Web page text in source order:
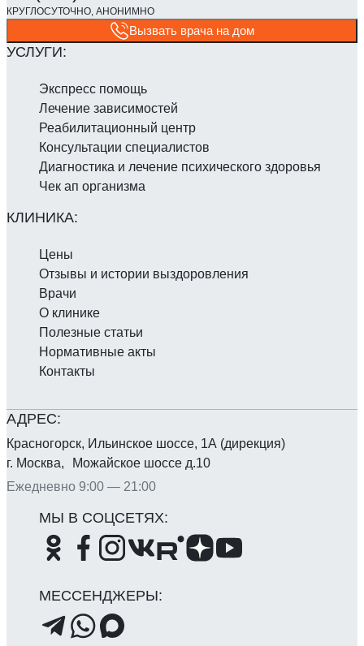
Вызвать врача на дом
Красногорск, Ильинское шоссе, 1А (дирекция)
г. Москва, Можайское шоссе д.10
Ежедневно 9:00 — 21:00
Экспресс помощь
Лечение зависимостей
Реабилитаци­онный центр
Консультации специалистов
Диагностика и лечение психического здоровья
Чек ап организма
Цены
Отзывы и истории выздоровления
Врачи
О клинике
Полезные статьи
Нормативные акты
Контакты